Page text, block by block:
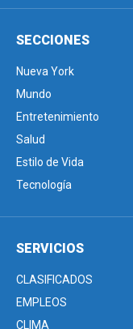
SECCIONES
Nueva York
Mundo
Entretenimiento
Salud
Estilo de Vida
Tecnología
SERVICIOS
CLASIFICADOS
EMPLEOS
CLIMA